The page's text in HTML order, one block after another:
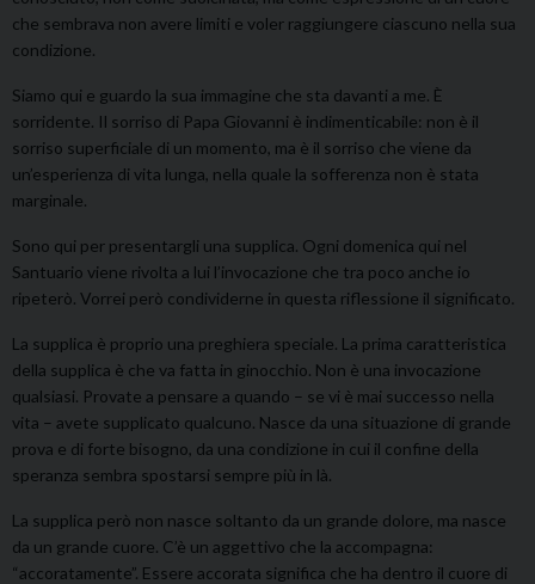
che sembrava non avere limiti e voler raggiungere ciascuno nella sua
condizione.
Siamo qui e guardo la sua immagine che sta davanti a me. È
sorridente. Il sorriso di Papa Giovanni è indimenticabile: non è il
sorriso superficiale di un momento, ma è il sorriso che viene da
un’esperienza di vita lunga, nella quale la sofferenza non è stata
marginale.
Sono qui per presentargli una supplica. Ogni domenica qui nel
Santuario viene rivolta a lui l’invocazione che tra poco anche io
ripeterò. Vorrei però condividerne in questa riflessione il significato.
La supplica è proprio una preghiera speciale. La prima caratteristica
della supplica è che va fatta in ginocchio. Non è una invocazione
qualsiasi. Provate a pensare a quando – se vi è mai successo nella
vita – avete supplicato qualcuno. Nasce da una situazione di grande
prova e di forte bisogno, da una condizione in cui il confine della
speranza sembra spostarsi sempre più in là.
La supplica però non nasce soltanto da un grande dolore, ma nasce
da un grande cuore. C’è un aggettivo che la accompagna:
“accoratamente”. Essere accorata significa che ha dentro il cuore di